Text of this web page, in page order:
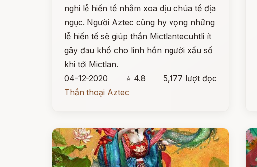
nghi lễ hiến tế nhằm xoa dịu chúa tể địa
ngục. Người Aztec cũng hy vọng những
lễ hiến tế sẽ giúp thần Mictlantecuhtli ít
gây đau khổ cho linh hồn người xấu số
khi tới Mictlan.
04-12-2020
⭐ 4.8
5,177 lượt đọc
Thần thoại Aztec